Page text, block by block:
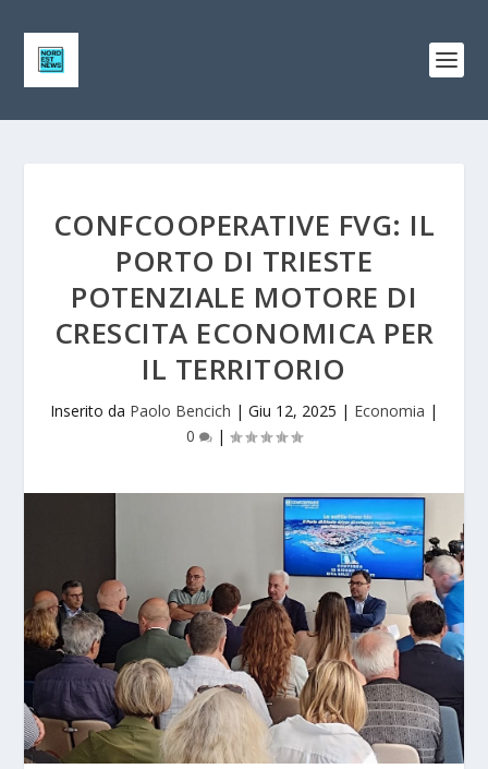
CONFCOOPERATIVE FVG: IL
PORTO DI TRIESTE
POTENZIALE MOTORE DI
CRESCITA ECONOMICA PER
IL TERRITORIO
Inserito da Paolo Bencich | Giu 12, 2025 | Economia |
0
|